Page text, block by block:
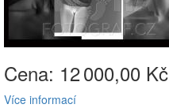
Cena: 12000,00 Kč
Více informací